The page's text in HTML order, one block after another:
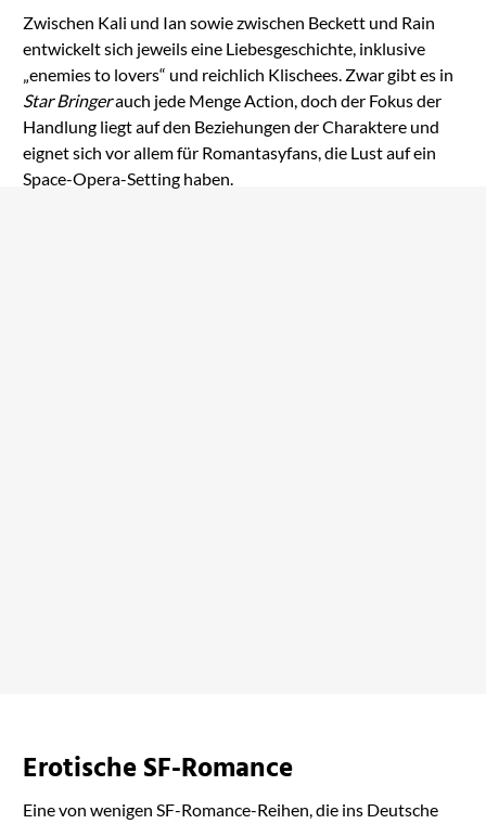
Zwischen Kali und Ian sowie zwischen Beckett und Rain
entwickelt sich jeweils eine Liebesgeschichte, inklusive
„enemies to lovers“ und reichlich Klischees. Zwar gibt es in
Star Bringerauch jede Menge Action, doch der Fokus der
Handlung liegt auf den Beziehungen der Charaktere und
eignet sich vor allem für Romantasyfans, die Lust auf ein
Space-Opera-Setting haben.
Erotische SF-Romance
Eine von wenigen SF-Romance-Reihen, die ins Deutsche